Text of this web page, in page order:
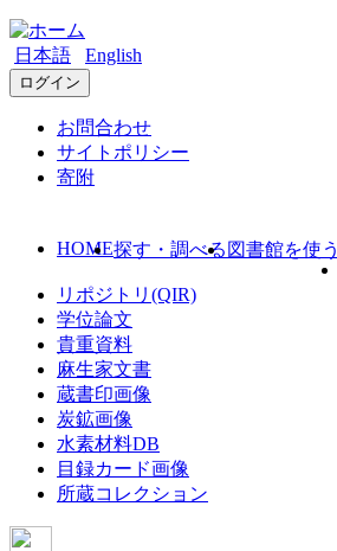
日本語 English
ログイン
お問合わせ
サイトポリシー
寄附
HOME探す・調べる 図書館を使う
リポジトリ(QIR)
学位論文
貴重資料
麻生家文書
蔵書印画像
炭鉱画像
水素材料DB
目録カード画像
所蔵コレクション